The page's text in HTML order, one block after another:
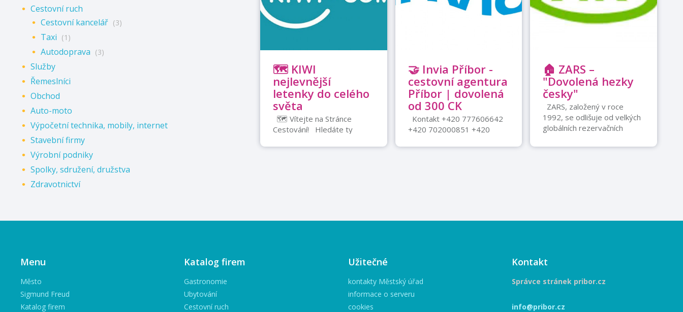
🗺️ KIWI
nejlevnější
letenky do celého
světa
🗺️ Vítejte na Stránce
Cestování! Hledáte ty
letenky do celého světa?
🤝 Invia Příbor -
cestovní agentura
Příbor | dovolená
od 300 CK
Kontakt +420 777606642
+420 702000851 +420
Cestovní agentura ...
🏠 ZARS –
"Dovolená hezky
česky"
ZARS, založený v roce
1992, se odlišuje od velkých
globálních rezervačních
osobním přístupem. Každý z
Cestovní ruch
Cestovní kancelář (3)
Taxi (1)
Autodoprava (3)
Služby
Řemeslníci
Obchod
Auto-moto
Výpočetní technika, mobily, internet
Stavební firmy
Výrobní podniky
Spolky, sdružení, družstva
Zdravotnictví
Menu
Město
Sigmund Freud
Katalog firem
Katalog firem
Gastronomie
Ubytování
Cestovní ruch
Užitečné
kontakty Městský úřad
informace o serveru
cookies
Kontakt
Správce stránek pribor.cz
info@pribor.cz